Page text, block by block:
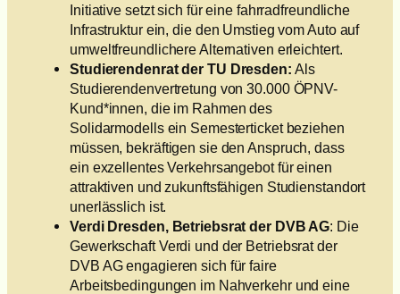
Initiative setzt sich für eine fahrradfreundliche
Infrastruktur ein, die den Umstieg vom Auto auf
umweltfreundlichere Alternativen erleichtert.
Studierendenrat der TU Dresden: Als
Studierendenvertretung von 30.000 ÖPNV-
Kund*innen, die im Rahmen des
Solidarmodells ein Semesterticket beziehen
müssen, bekräftigen sie den Anspruch, dass
ein exzellentes Verkehrsangebot für einen
attraktiven und zukunftsfähigen Studienstandort
unerlässlich ist.
Verdi Dresden, Betriebsrat der DVB AG: Die
Gewerkschaft Verdi und der Betriebsrat der
DVB AG engagieren sich für faire
Arbeitsbedingungen im Nahverkehr und eine